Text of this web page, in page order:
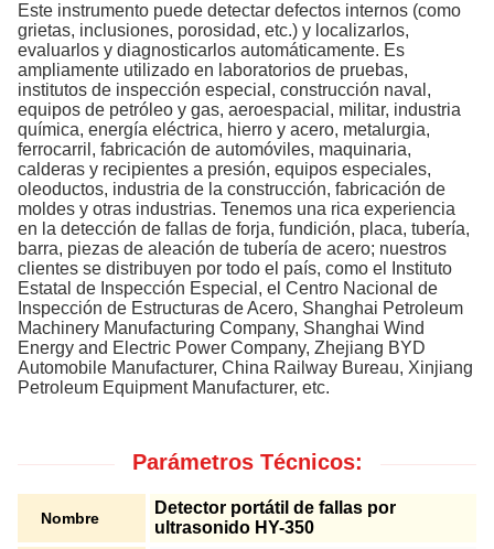
Este instrumento puede detectar defectos internos (como
grietas, inclusiones, porosidad, etc.) y localizarlos,
evaluarlos y diagnosticarlos automáticamente. Es
ampliamente utilizado en laboratorios de pruebas,
institutos de inspección especial, construcción naval,
equipos de petróleo y gas, aeroespacial, militar, industria
química, energía eléctrica, hierro y acero, metalurgia,
ferrocarril, fabricación de automóviles, maquinaria,
calderas y recipientes a presión, equipos especiales,
oleoductos, industria de la construcción, fabricación de
moldes y otras industrias. Tenemos una rica experiencia
en la detección de fallas de forja, fundición, placa, tubería,
barra, piezas de aleación de tubería de acero; nuestros
clientes se distribuyen por todo el país, como el Instituto
Estatal de Inspección Especial, el Centro Nacional de
Inspección de Estructuras de Acero, Shanghai Petroleum
Machinery Manufacturing Company, Shanghai Wind
Energy and Electric Power Company, Zhejiang BYD
Automobile Manufacturer, China Railway Bureau, Xinjiang
Petroleum Equipment Manufacturer, etc.
Parámetros Técnicos:
Nombre
Detector portátil de fallas por
ultrasonido HY-350